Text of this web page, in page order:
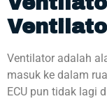
Ventilator adalah
masuk ke dalam
ECU pun tidak lagi